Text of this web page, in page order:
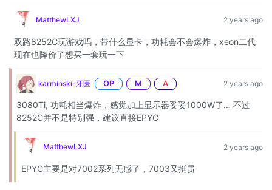
MatthewLXJ 2 years ago
双路8252C玩游戏吗，带什么显卡，功耗会不会爆炸，xeon二代
现在也降价了想买一套玩一下
karminski-牙医 OP M A 2 years ago
3080Ti, 功耗相当爆炸，感觉加上显示器妥妥1000W了… 不过
8252C并不是特别强，建议直接EPYC
MatthewLXJ 2 years ago
EPYC主要是对7002系列无感了，7003又挺贵